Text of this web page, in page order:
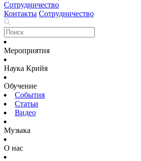
Сотрудничество
Контакты Сотрудничество
Мероприятия
Наука Крийя
Обучение
События
Статьи
Видео
Музыка
О нас